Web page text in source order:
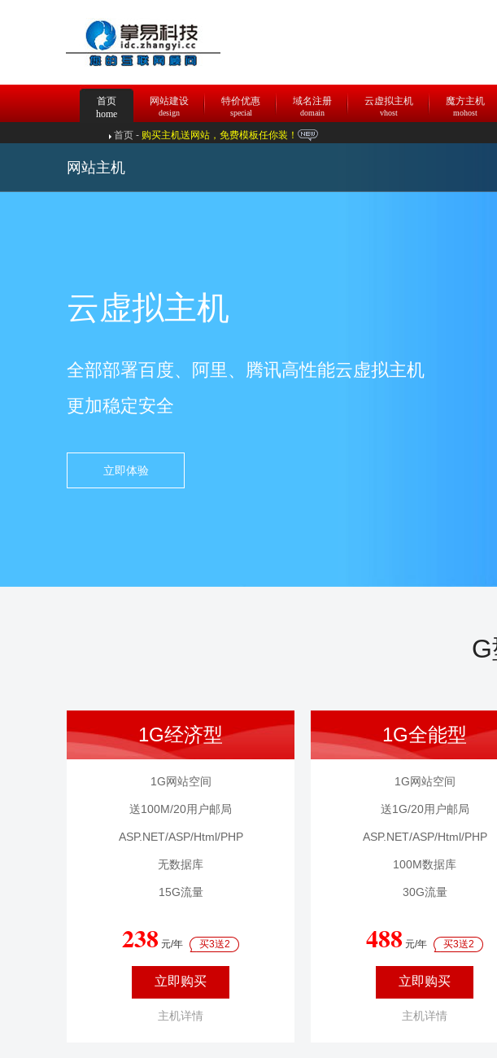
首页
home
网站建设
design
特价优惠
special
域名注册
domain
云虚拟主机
vhost
魔方主机
mohost
首页 - 购买主机送网站，免费模板任你装！
网站主机
云虚拟主机
全部部署百度、阿里、腾讯高性能云虚拟主机
更加稳定安全
立即体验
1G经济型
1G网站空间
送100M/20用户邮局
ASP.NET/ASP/Html/PHP
无数据库
15G流量
238 元/年 买3送2
立即购买
主机详情
1G全能型
1G网站空间
送1G/20用户邮局
ASP.NET/ASP/Html/PHP
100M数据库
30G流量
488 元/年 买3送2
立即购买
主机详情